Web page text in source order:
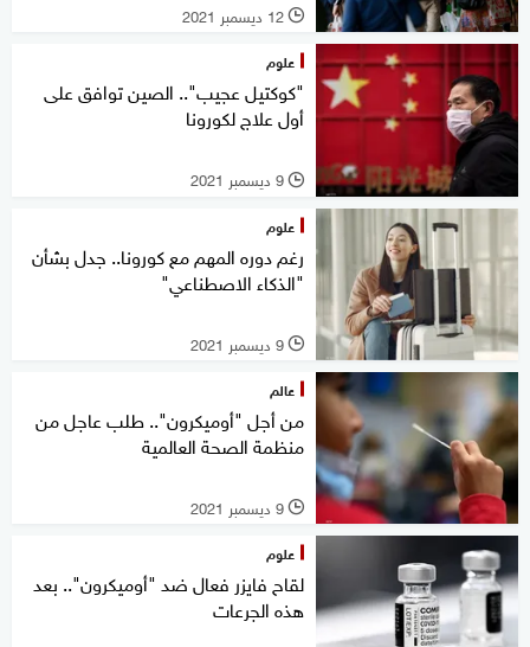
l 12 ديسمبر 2021
علوم
"كوكتيل عجيب".. الصين توافق على
أول علاج لكورونا
l 9 ديسمبر 2021
علوم
رغم دوره المهم مع كورونا.. جدل بشأن
"الذكاء الاصطناعي"
l 9 ديسمبر 2021
عالم
من أجل "أوميكرون".. طلب عاجل من
منظمة الصحة العالمية
l 9 ديسمبر 2021
علوم
لقاح فايزر فعال ضد "أوميكرون".. بعد
هذه الجرعات